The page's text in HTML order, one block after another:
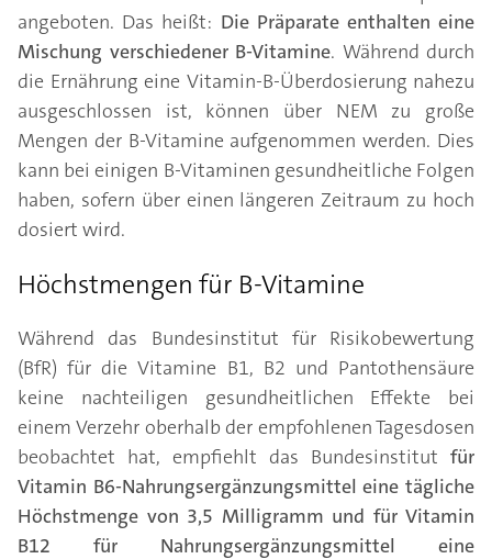
angeboten. Das heißt: Die Präparate enthalten eine
Mischung verschiedener B-Vitamine. Während durch
die Ernährung eine Vitamin-B-Überdosierung nahezu
ausgeschlossen ist, können über NEM zu große
Mengen der B-Vitamine aufgenommen werden. Dies
kann bei einigen B-Vitaminen gesundheitliche Folgen
haben, sofern über einen längeren Zeitraum zu hoch
dosiert wird.
Höchstmengen für B-Vitamine
Während das Bundesinstitut für Risikobewertung
(BfR) für die Vitamine B1, B2 und Pantothensäure
keine nachteiligen gesundheitlichen Effekte bei
einem Verzehr oberhalb der empfohlenen Tagesdosen
beobachtet hat, empfiehlt das Bundesinstitut für
Vitamin B6-Nahrungsergänzungsmittel eine tägliche
Höchstmenge von 3,5 Milligramm und für Vitamin
B12 für Nahrungsergänzungsmittel eine